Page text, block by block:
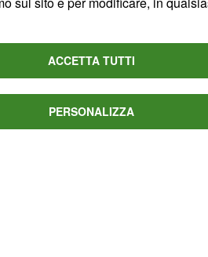
che
ACCETTA TUTTI
PERSONALIZZA